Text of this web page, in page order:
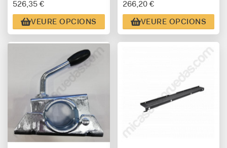
526,35 €
VEURE OPCIONS
266,20 €
VEURE OPCIONS